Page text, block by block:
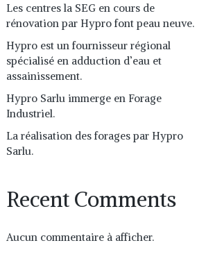
Les centres la SEG en cours de
rénovation par Hypro font peau neuve.
Hypro est un fournisseur régional
spécialisé en adduction d’eau et
assainissement.
Hypro Sarlu immerge en Forage
Industriel.
La réalisation des forages par Hypro
Sarlu.
Recent Comments
Aucun commentaire à afficher.